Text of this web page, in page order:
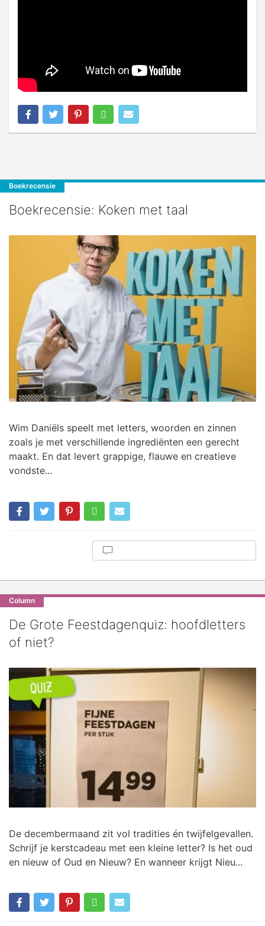
Boekrecensie
Boekrecensie: Koken met taal
Wim Daniëls speelt met letters, woorden en zinnen
zoals je met verschillende ingrediënten een gerecht
maakt. En dat levert grappige, flauwe en creatieve
vondste...
Column
De Grote Feestdagenquiz: hoofdletters
of niet?
De decembermaand zit vol tradities én twijfelgevallen.
Schrijf je kerstcadeau met een kleine letter? Is het oud
en nieuw of Oud en Nieuw? En wanneer krijgt Nieu...